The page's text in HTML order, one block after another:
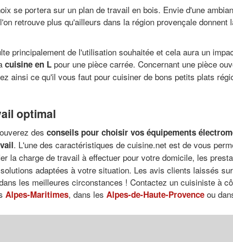
se portera sur un plan de travail en bois. Envie d'une
retrouve plus qu'ailleurs dans la région provençale
principalement de l'utilisation souhaitée et cela aura un
cuisine en L pour une pièce carrée. Concernant une pièce
ainsi ce qu'il vous faut pour cuisiner de bons petits plats
optimal
des conseils pour choisir vos équipements
. L'une des caractéristiques de cuisine.net est de vous
la charge de travail à effectuer pour votre domicile, les
adaptées à votre situation. Les avis clients laissés
les meilleures circonstances ! Contactez un cuisiniste à
Alpes-Maritimes, dans les Alpes-de-Haute-Provence ou